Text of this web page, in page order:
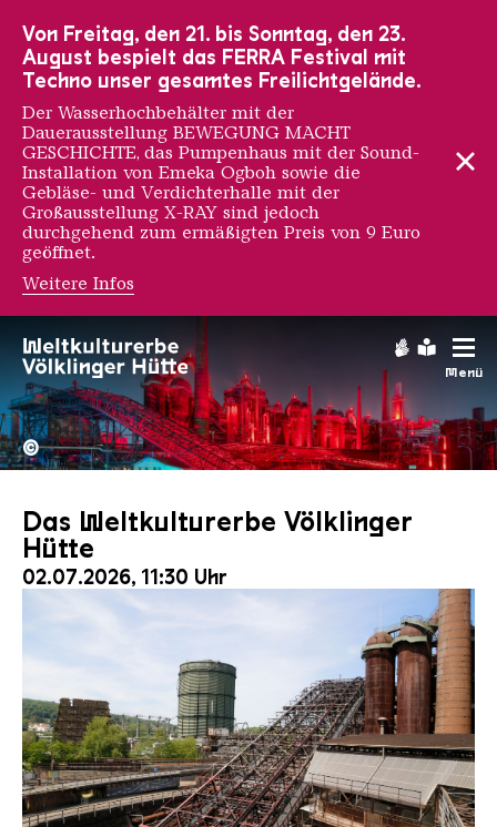
Menü
Hochofengruppe in Rot
Copyright:
©
Das Weltkulturerbe Völklinger
Hütte
02.07.2026, 11:30 Uhr
Von Freitag, den 21. bis Sonntag, den 23.
August bespielt das FERRA Festival mit
Techno unser gesamtes Freilichtgelände.
Der Wasserhochbehälter mit der
Dauerausstellung BEWEGUNG MACHT
GESCHICHTE, das Pumpenhaus mit der Sound-
Installation von Emeka Ogboh sowie die
Gebläse- und Verdichterhalle mit der
Großausstellung X-RAY sind jedoch
durchgehend zum ermäßigten Preis von 9 Euro
geöffnet.
Weitere Infos